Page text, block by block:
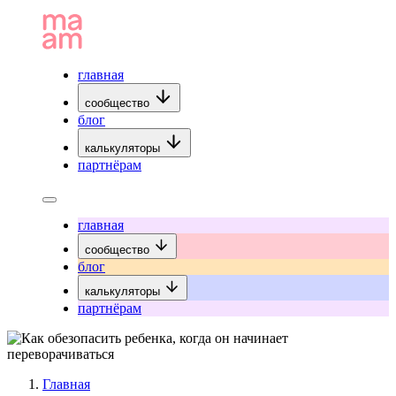
главная
сообщество
блог
калькуляторы
партнёрам
главная
сообщество
блог
калькуляторы
партнёрам
Главная